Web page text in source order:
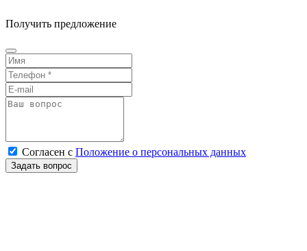
Получить предложение
Согласен с Положение о персональных данных